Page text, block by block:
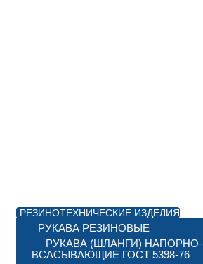
РЕЗИНОТЕХНИЧЕСКИЕ ИЗДЕЛИЯ
РУКАВА РЕЗИНОВЫЕ
РУКАВА (ШЛАНГИ) НАПОРНО-
ВСАСЫВАЮЩИЕ ГОСТ 5398-76